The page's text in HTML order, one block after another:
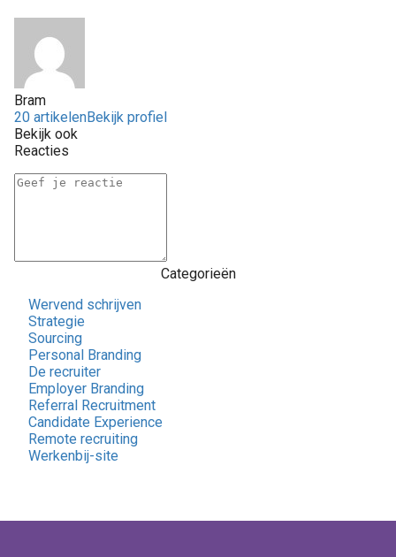
Bram
20 artikelenBekijk profiel
Bekijk ook
Reacties
Categorieën
Wervend schrijven
Strategie
Sourcing
Personal Branding
De recruiter
Employer Branding
Referral Recruitment
Candidate Experience
Remote recruiting
Werkenbij-site